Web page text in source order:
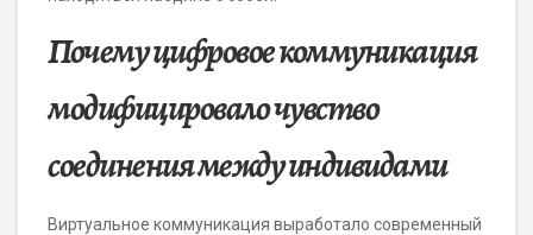
Почему цифровое коммуникация
модифицировало чувство
соединения между индивидами
Виртуальное коммуникация выработало современный